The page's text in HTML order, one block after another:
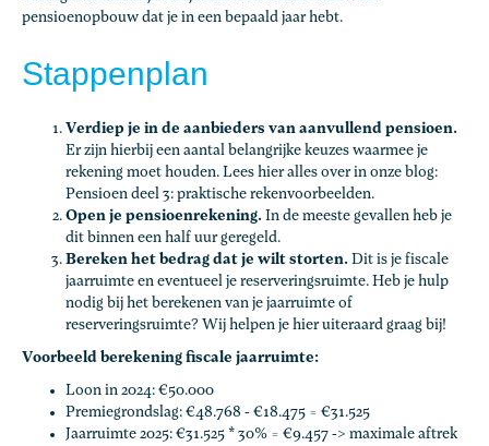
pensioenopbouw dat je in een bepaald jaar hebt.
Stappenplan
Verdiep je in de aanbieders van aanvullend pensioen.
Er zijn hierbij een aantal belangrijke keuzes waarmee je
rekening moet houden. Lees hier alles over in onze blog:
Pensioen deel 3: praktische rekenvoorbeelden.
Open je pensioenrekening. In de meeste gevallen heb je
dit binnen een half uur geregeld.
Bereken het bedrag dat je wilt storten. Dit is je fiscale
jaarruimte en eventueel je reserveringsruimte. Heb je hulp
nodig bij het berekenen van je jaarruimte of
reserveringsruimte? Wij helpen je hier uiteraard graag bij!
Voorbeeld berekening fiscale jaarruimte:
Loon in 2024: €50.000
Premiegrondslag: €48.768 - €18.475 = €31.525
Jaarruimte 2025: €31.525 * 30% = €9.457 -> maximale aftrek